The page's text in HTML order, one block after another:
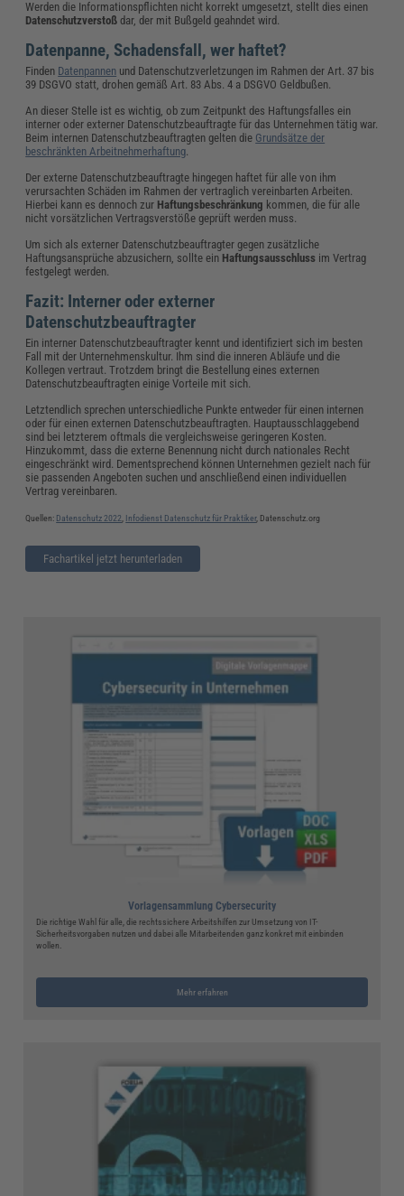
Werden die Informationspflichten nicht korrekt umgesetzt, stellt dies einen
Datenschutzverstoß dar, der mit Bußgeld geahndet wird.
Datenpanne, Schadensfall, wer haftet?
Finden Datenpannen und Datenschutzverletzungen im Rahmen der Art. 37 bis
39 DSGVO statt, drohen gemäß Art. 83 Abs. 4 a DSGVO Geldbußen.
An dieser Stelle ist es wichtig, ob zum Zeitpunkt des Haftungsfalles ein
interner oder externer Datenschutzbeauftragte für das Unternehmen tätig war.
Beim internen Datenschutzbeauftragten gelten die Grundsätze der
beschränkten Arbeitnehmerhaftung.
Der externe Datenschutzbeauftragte hingegen haftet für alle von ihm
verursachten Schäden im Rahmen der vertraglich vereinbarten Arbeiten.
Hierbei kann es dennoch zur Haftungsbeschränkung kommen, die für alle
nicht vorsätzlichen Vertragsverstöße geprüft werden muss.
Um sich als externer Datenschutzbeauftragter gegen zusätzliche
Haftungsansprüche abzusichern, sollte ein Haftungsausschluss im Vertrag
festgelegt werden.
Fazit: Interner oder externer
Datenschutzbeauftragter
Ein interner Datenschutzbeauftragter kennt und identifiziert sich im besten
Fall mit der Unternehmenskultur. Ihm sind die inneren Abläufe und die
Kollegen vertraut. Trotzdem bringt die Bestellung eines externen
Datenschutzbeauftragten einige Vorteile mit sich.
Letztendlich sprechen unterschiedliche Punkte entweder für einen internen
oder für einen externen Datenschutzbeauftragten. Hauptausschlaggebend
sind bei letzterem oftmals die vergleichsweise geringeren Kosten.
Hinzukommt, dass die externe Benennung nicht durch nationales Recht
eingeschränkt wird. Dementsprechend können Unternehmen gezielt nach für
sie passenden Angeboten suchen und anschließend einen individuellen
Vertrag vereinbaren.
Quellen: Datenschutz 2022, Infodienst Datenschutz für Praktiker, Datenschutz.org
Fachartikel jetzt herunterladen
Vorlagensammlung Cybersecurity
Die richtige Wahl für alle, die rechtssichere Arbeitshilfen zur Umsetzung von IT-
Sicherheitsvorgaben nutzen und dabei alle Mitarbeitenden ganz konkret mit einbinden
wollen.
Mehr erfahren